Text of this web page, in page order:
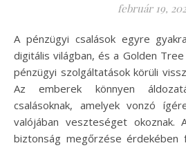
február 19,
A pénzügyi csalások egyre gyakrabban jelennek meg a
digitális világban, és a Golden
pénzügyi szolgáltatások körüli
Az emberek könnyen
csalásoknak, amelyek vonzó
valójában veszteséget okoznak.
biztonság megőrzése érdekében